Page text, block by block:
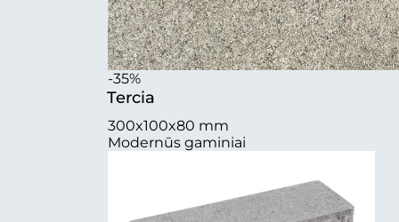
-35%
Tercia
300x100x80 mm
Modernūs gaminiai